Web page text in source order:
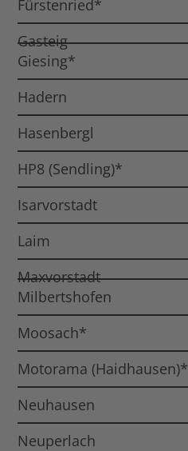
Fürstenried*
Gasteig
Giesing*
Hadern
Hasenbergl
HP8 (Sendling)*
Isarvorstadt
Laim
Maxvorstadt
Milbertshofen
Moosach*
Motorama (Haidhausen)*
Neuhausen
Neuperlach